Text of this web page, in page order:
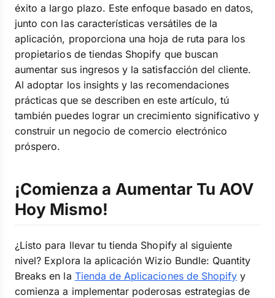
éxito a largo plazo. Este enfoque basado en datos,
junto con las características versátiles de la
aplicación, proporciona una hoja de ruta para los
propietarios de tiendas Shopify que buscan
aumentar sus ingresos y la satisfacción del cliente.
Al adoptar los insights y las recomendaciones
prácticas que se describen en este artículo, tú
también puedes lograr un crecimiento significativo y
construir un negocio de comercio electrónico
próspero.
¡Comienza a Aumentar Tu AOV
Hoy Mismo!
¿Listo para llevar tu tienda Shopify al siguiente
nivel? Explora la aplicación Wizio Bundle: Quantity
Breaks en la Tienda de Aplicaciones de Shopify y
comienza a implementar poderosas estrategias de